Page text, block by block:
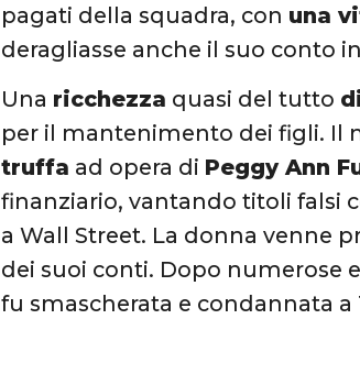
pagati della squadra, con una
deragliasse anche il suo conto
Una ricchezza quasi del tutto
per il mantenimento dei figli. Il
truffa ad opera di Peggy Ann
finanziario, vantando titoli falsi
a Wall Street. La donna venne
dei suoi conti. Dopo numerose
fu smascherata e condannata